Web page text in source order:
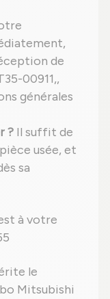
de
00911,,
générales
? Il suffit de
usée, et
sa
à votre
le
Mitsubishi